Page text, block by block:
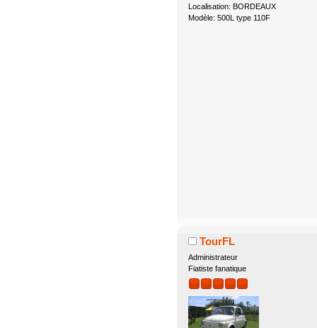
Localisation: BORDEAUX
Modèle: 500L type 110F
TourFL
Administrateur
Fiatiste fanatique